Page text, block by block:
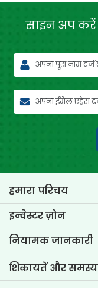
साइन अप
हमारा परिचय
टीवीएस क्रेडिट का
हमारे ब्रांड के बारे में
मुख्य प्रोफाइल्स
इन्वेस्टर ज़ोन
कॉर्पोरेट गवर्नेंस
इन्वेस्टर संबंधी
नियामक जानकारी
पॉलिसी
अन्य डिस्क्लोज़र
शिकायतें और